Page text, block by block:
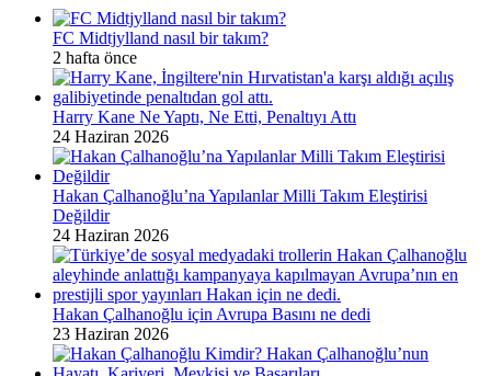
FC Midtjylland nasıl bir takım?
2 hafta önce
Harry Kane Ne Yaptı, Ne Etti, Penaltıyı Attı
24 Haziran 2026
Hakan Çalhanoğlu’na Yapılanlar Milli Takım Eleştirisi
Değildir
24 Haziran 2026
Hakan Çalhanoğlu için Avrupa Basını ne dedi
23 Haziran 2026